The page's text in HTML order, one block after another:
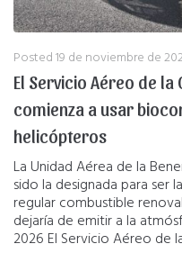
Posted19 de noviembre de
El Servicio Aéreo de la
comienza a usar
helicópteros
La Unidad Aérea de la
sido la designada para ser
regular combustible
dejaría de emitir a la
2026 El Servicio Aéreo de